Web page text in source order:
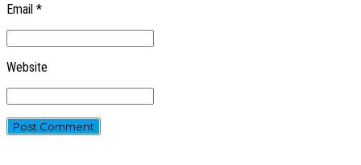
Email *
Website
Post Comment